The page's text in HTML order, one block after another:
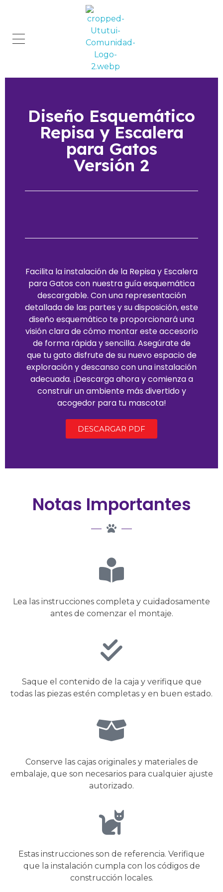
Comunidad Ututui
Contenido para los amantes de los gatos
Diseño Esquemático
Repisa y Escalera
para Gatos
Versión 2
Facilita la instalación de la Repisa y Escalera
para Gatos con nuestra guía esquemática
descargable. Con una representación
detallada de las partes y su disposición, este
diseño esquemático te proporcionará una
visión clara de cómo montar este accesorio
de forma rápida y sencilla. Asegúrate de
que tu gato disfrute de su nuevo espacio de
exploración y descanso con una instalación
adecuada. ¡Descarga ahora y comienza a
construir un ambiente más divertido y
acogedor para tu mascota!
DESCARGAR PDF
Notas Importantes
Lea las instrucciones completa y cuidadosamente
antes de comenzar el montaje.
Saque el contenido de la caja y verifique que
todas las piezas estén completas y en buen estado.
Conserve las cajas originales y materiales de
embalaje, que son necesarios para cualquier ajuste
autorizado.
Estas instrucciones son de referencia. Verifique
que la instalación cumpla con los códigos de
construcción locales.